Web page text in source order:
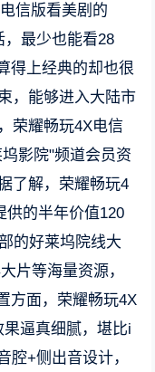
信版看美剧的
最少也能看28
得上经典的却也很
，能够进入大陆市
荣耀畅玩4X电信
影院"频道会员资
了解，荣耀畅玩4
供的半年价值120
的好莱坞院线大
片等海量资源，
方面，荣耀畅玩4X
逼真细腻，堪比i
腔+侧出音设计，